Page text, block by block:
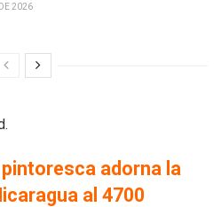
2026
adorna la
al 4700